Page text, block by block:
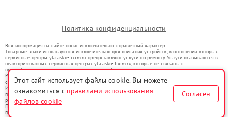
Политика конфиденциальности
Вся информация на сайте носит исключительно справочный характер.
Товарные знаки используются исключительно для описания устройств, в отношении которых
сервисные центры yla.asko-fixim.ru предоставляют услуги по ремонту. Услуги оказываются в
неавторизованных сервисных центрах yla.asko-fixim.ru, которые не связаны с
правообладателями товарных знаков или их официальными представителями.
Ремонт осуществляется для устройств, уже введенных в гражданский оборот в соответствии
со статьей 1487 ГК РФ.
Использование товарных знаков не преследует цели индивидуализации услуг или введения
потребителей в заблуждение, а служит для информирования о предоставляемых услугах по
ремонту техники указанных брендов.
Представленная на сайте информация не является публичной офертой, определяемой
положениями Статьи 437(2) Гражданского кодекса РФ
Этот сайт использует файлы cookie. Вы можете
ознакомиться с правилами использования
файлов cookie
Согласен